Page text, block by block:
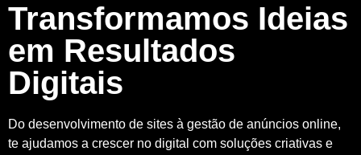
Transformamos Ideias
em Resultados
Digitais
Do desenvolvimento de sites à gestão de anúncios online,
te ajudamos a crescer no digital com soluções criativas e